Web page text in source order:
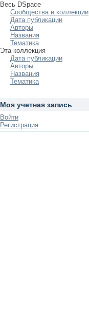
Весь DSpace
Сообщества и коллекции
Дата публикации
Авторы
Названия
Тематика
Эта коллекция
Дата публикации
Авторы
Названия
Тематика
Моя учетная запись
Войти
Регистрация